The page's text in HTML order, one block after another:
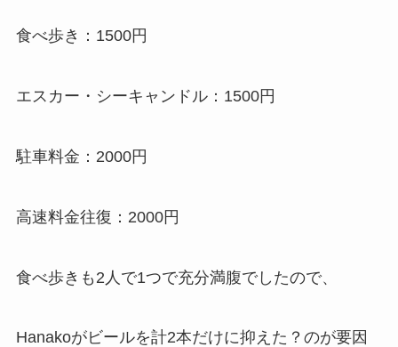
食べ歩き：1500円
エスカー・シーキャンドル：1500円
駐車料金：2000円
高速料金往復：2000円
食べ歩きも2人で1つで充分満腹でしたので、
Hanakoがビールを計2本だけに抑えた？のが要因